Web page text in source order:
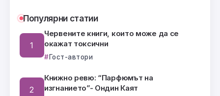
Популярни статии
Червените книги, които може да се
окажат токсични
Гост-автори
Книжно ревю: “Парфюмът на
изгнанието”- Ондин Каят